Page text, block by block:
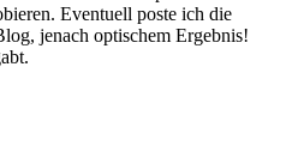
Eventuell poste ich die
jenach optischem Ergebnis!